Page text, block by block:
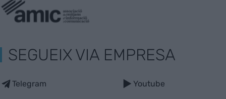
SEGUEIX VIA EMPRESA
Telegram Youtube